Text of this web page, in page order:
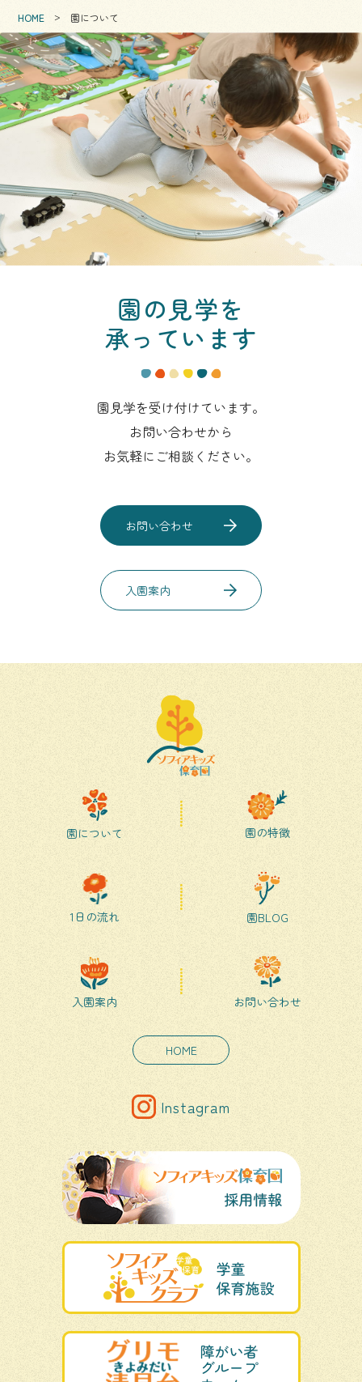
HOME 園について
園の見学を
承っています
園見学を受け付けています。
お問い合わせから
お気軽にご相談ください。
お問い合わせ
入園案内
園について 園の特徴
1日の流れ 園BLOG
入園案内 お問い合わせ
HOME
Instagram